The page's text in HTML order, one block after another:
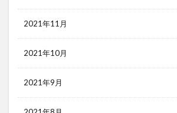
2021年11月
2021年10月
2021年9月